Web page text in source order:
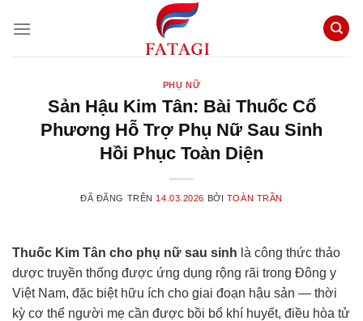
đến
PHỤ NỮ
Sản Hậu Kim Tân: Bài Thuốc Cổ
Phương Hỗ Trợ Phụ Nữ Sau Sinh
Hồi Phục Toàn Diện
ĐÃ ĐĂNG TRÊN 14.03.2026 BỞI TOÀN TRẦN
Thuốc Kim Tân cho phụ nữ sau sinh là công thức thảo
dược truyền thống được ứng dụng rộng rãi trong Đông y
Việt Nam, đặc biệt hữu ích cho giai đoạn hậu sản — thời
kỳ cơ thể người mẹ cần được bồi bổ khí huyết, điều hòa tử